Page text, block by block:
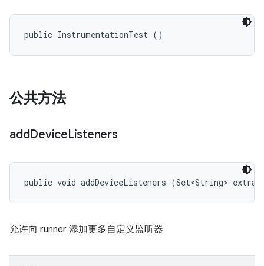
public InstrumentationTest ()
公共方法
addDeviceListeners
public void addDeviceListeners (Set<String>
允许向 runner 添加更多自定义监听器